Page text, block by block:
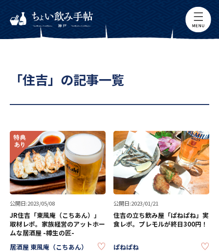
「住吉」の記事一覧
公開日:2023/05/08
JR住吉「東風庵（こちあん）」
取材レポ。家族経営のアットホー
ムな居酒屋 -樽生の匠-
居酒屋 東風庵（こちあん）
KEEP
公開日:2023/01/21
住吉の立ち飲み屋「ぱねぱね」実
食レポ。プレモルが終日300円！
ぱねぱね